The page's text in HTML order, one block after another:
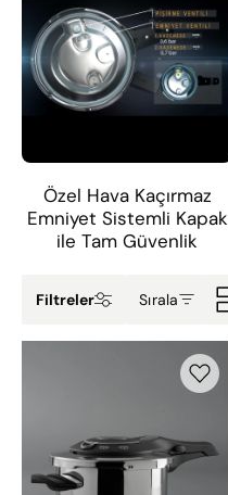
Özel Hava Kaçırmaz
Emniyet Sistemli Kapak
ile Tam Güvenlik
Sırala
Filtreler
Procook
Litre
Gri
Paslanmaz